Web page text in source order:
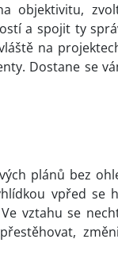
objektivitu,
a spojit ty
na
Dostane se
plánů bez
vpřed se
vztahu se